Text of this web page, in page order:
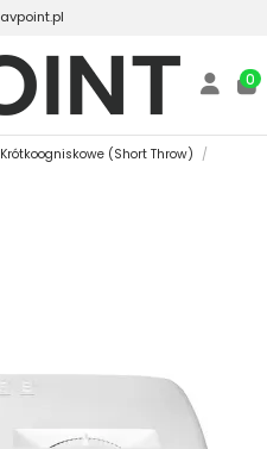
0
Krótkoogniskowe (Short Throw)